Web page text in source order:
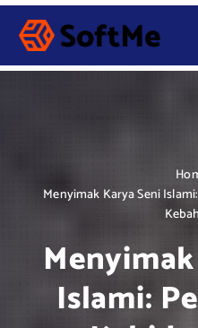
S
p
Menyimak Karya Seni
Islami: